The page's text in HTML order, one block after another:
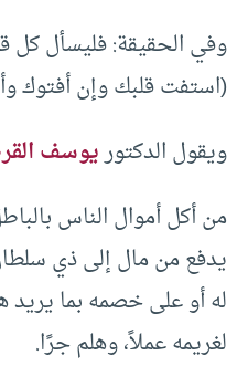
وفي الحقيقة: فليسأل كل
(استفت قلبك وإن أفتوك
ويقول الدكتوريوسف
من أكل أموال الناس
يدفع من مال إلى ذي
له أو على خصمه بما يريد
لغريمه عملاً، وهلم جرًا.